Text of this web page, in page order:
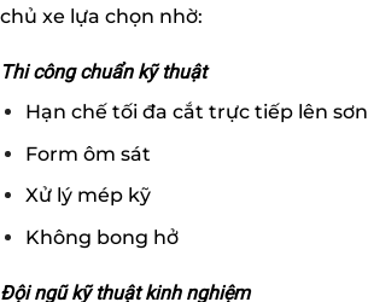
chủ xe lựa chọn nhờ:
Thi công chuẩn kỹ thuật
Hạn chế tối đa cắt trực tiếp lên sơn
Form ôm sát
Xử lý mép kỹ
Không bong hở
Đội ngũ kỹ thuật kinh nghiệm